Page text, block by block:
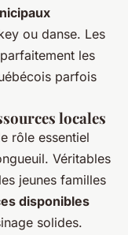
ou danse. Les
les
parfois
locales
rôle essentiel
Véritables
jeunes familles
disponibles
solides.